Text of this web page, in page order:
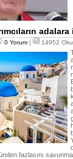
0 Yorum | 14952
fazlasını